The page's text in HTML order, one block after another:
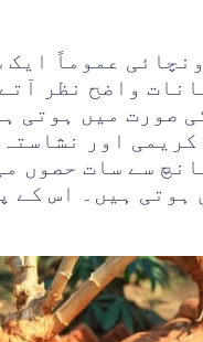
عموماً ایک
واضح نظر
صورت میں ہوتی
اور
سے سات حصوں
ہیں۔ اس